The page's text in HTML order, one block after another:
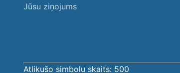
Jūsu
Atlikušo simbolu skaits: 500